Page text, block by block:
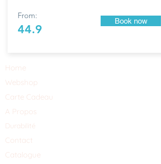
From:
44.9
Book now
Home
Webshop
Carte Cadeau
A Propos
Durabilité
Contact
Catalogue